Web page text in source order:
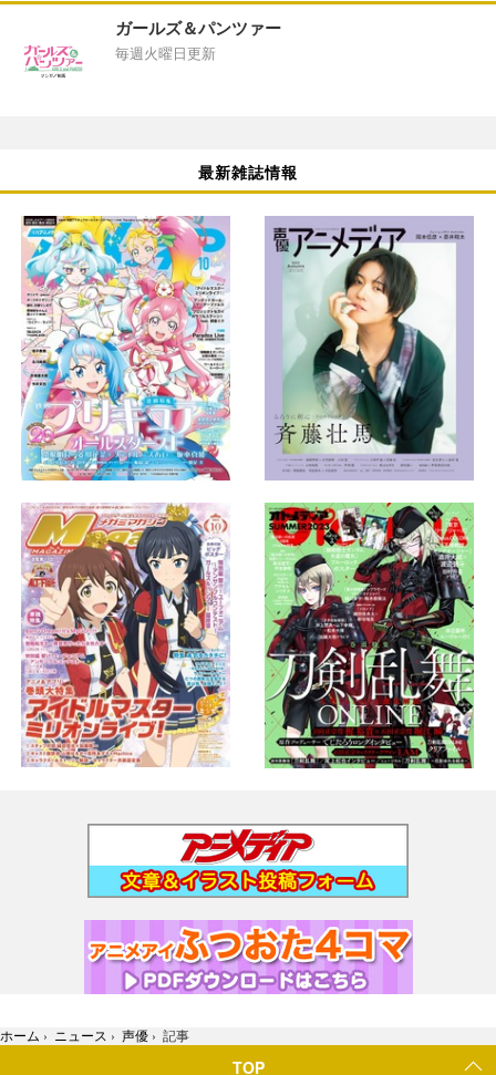
ガールズ＆パンツァー
毎週火曜日更新
最新雑誌情報
ホーム › ニュース › 声優 › 記事
TOP